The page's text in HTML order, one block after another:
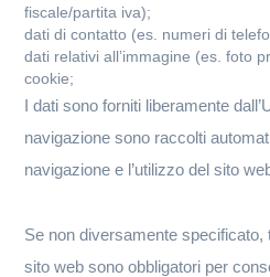
fiscale/partita iva);
dati di contatto (es. numeri di
dati relativi all’immagine (es. foto
cookie;
I dati sono forniti liberamente
navigazione sono raccolti
navigazione e l’utilizzo del sito
Se non diversamente specificato,
sito web sono obbligatori per